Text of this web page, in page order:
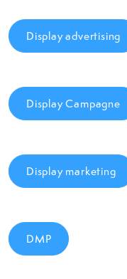
Display advertising
Display Campagne
Display marketing
DMP